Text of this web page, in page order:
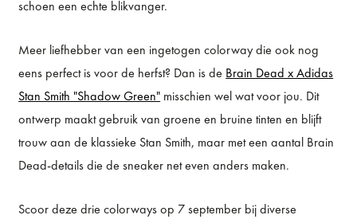
schoen een echte blikvanger.
Meer liefhebber van een ingetogen colorway die ook nog
eens perfect is voor de herfst? Dan is de Brain Dead x Adidas
Stan Smith "Shadow Green" misschien wel wat voor jou. Dit
ontwerp maakt gebruik van groene en bruine tinten en blijft
trouw aan de klassieke Stan Smith, maar met een aantal Brain
Dead-details die de sneaker net even anders maken.
Scoor deze drie colorways op 7 september bij diverse